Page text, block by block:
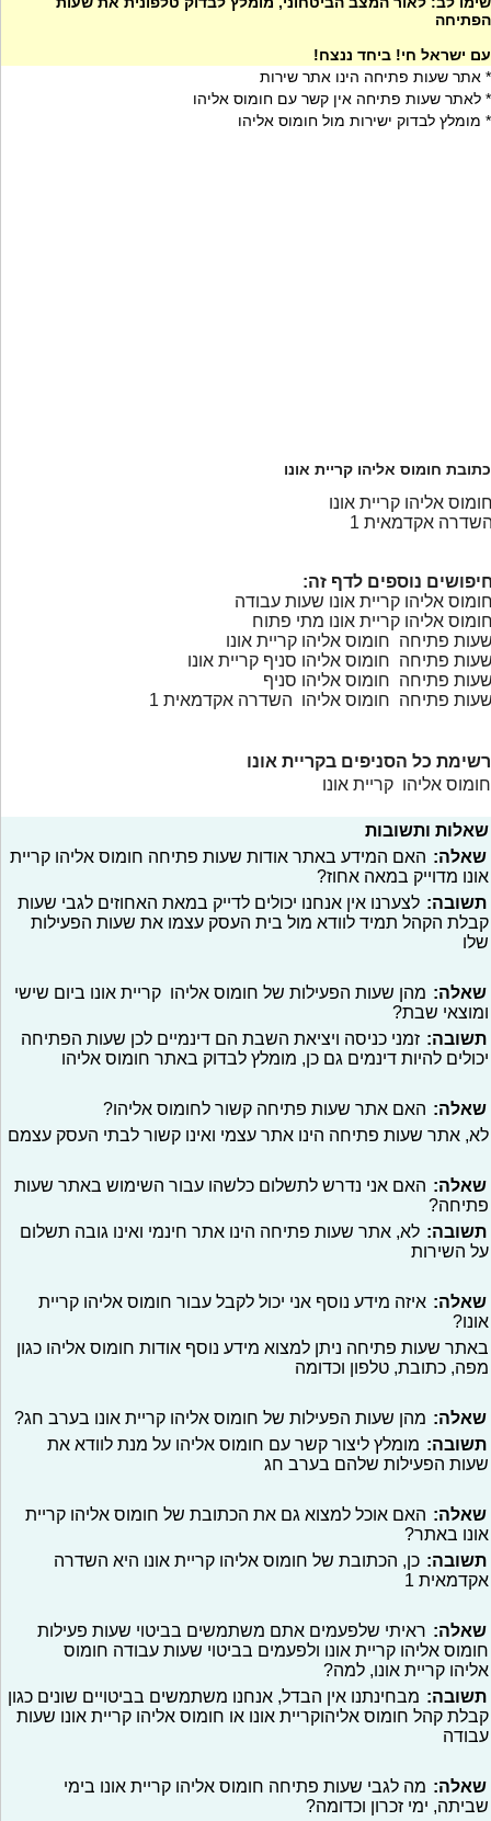
הפתיחה
עם ישראל חי! ביחד ננצח!
* אתר שעות פתיחה הינו אתר שירות
* לאתר שעות פתיחה אין קשר עם חומוס אליהו
* מומלץ לבדוק ישירות מול חומוס אליהו
כתובת חומוס אליהו קריית אונו
אליהו קריית אונו
אקדמאית 1
נוספים לדף זה:
אליהו קריית אונו שעות עבודה
אליהו קריית אונו מתי פתוח
פתיחה חומוס אליהו קריית אונו
פתיחה חומוס אליהו סניף קריית אונו
פתיחה חומוס אליהו סניף
פתיחה חומוס אליהו השדרה אקדמאית 1
רשימת כל הסניפים בקריית אונו
חומוס אליהו קריית אונו
שאלות ותשובות
שאלה: האם המידע באתר אודות שעות פתיחה חומוס אליהו קריית
אונו מדוייק במאה אחוז?
תשובה: לצערנו אין אנחנו יכולים לדייק במאת האחוזים לגבי שעות
קבלת הקהל תמיד לוודא מול בית העסק עצמו את שעות הפעילות
שלו
שאלה: מהן שעות הפעילות של חומוס אליהו קריית אונו ביום שישי
ומוצאי שבת?
תשובה: זמני כניסה ויציאת השבת הם דינמיים לכן שעות הפתיחה
יכולים להיות דינמים גם כן, מומלץ לבדוק באתר חומוס אליהו
שאלה: האם אתר שעות פתיחה קשור לחומוס אליהו?
לא, אתר שעות פתיחה הינו אתר עצמי ואינו קשור לבתי העסק עצמם
שאלה: האם אני נדרש לתשלום כלשהו עבור השימוש באתר שעות
פתיחה?
תשובה: לא, אתר שעות פתיחה הינו אתר חינמי ואינו גובה תשלום
על השירות
שאלה: איזה מידע נוסף אני יכול לקבל עבור חומוס אליהו קריית
אונו?
באתר שעות פתיחה ניתן למצוא מידע נוסף אודות חומוס אליהו כגון
מפה, כתובת, טלפון וכדומה
שאלה: מהן שעות הפעילות של חומוס אליהו קריית אונו בערב חג?
תשובה: מומלץ ליצור קשר עם חומוס אליהו על מנת לוודא את
שעות הפעילות שלהם בערב חג
שאלה: האם אוכל למצוא גם את הכתובת של חומוס אליהו קריית
אונו באתר?
תשובה: כן, הכתובת של חומוס אליהו קריית אונו היא השדרה
אקדמאית 1
שאלה: ראיתי שלפעמים אתם משתמשים בביטוי שעות פעילות
חומוס אליהו קריית אונו ולפעמים בביטוי שעות עבודה חומוס
אליהו קריית אונו, למה?
תשובה: מבחינתנו אין הבדל, אנחנו משתמשים בביטויים שונים כגון
קבלת קהל חומוס אליהוקריית אונו או חומוס אליהו קריית אונו שעות
עבודה
שאלה: מה לגבי שעות פתיחה חומוס אליהו קריית אונו בימי
שביתה, ימי זכרון וכדומה?